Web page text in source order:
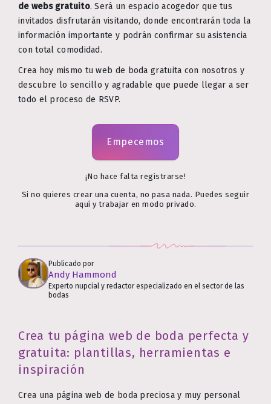
de webs gratuito. Será un espacio acogedor que tus
invitados disfrutarán visitando, donde encontrarán toda la
información importante y podrán confirmar su asistencia
con total comodidad.
Crea hoy mismo tu web de boda gratuita con nosotros y
descubre lo sencillo y agradable que puede llegar a ser
todo el proceso de RSVP.
Empecemos
¡No hace falta registrarse!
Si no quieres crear una cuenta, no pasa nada. Puedes seguir
aquí y trabajar en modo privado.
Publicado por
Andy Hammond
Experto nupcial y redactor especializado en el sector de las
bodas
Crea tu página web de boda perfecta y
gratuita: plantillas, herramientas e
inspiración
Crea una página web de boda preciosa y muy personal